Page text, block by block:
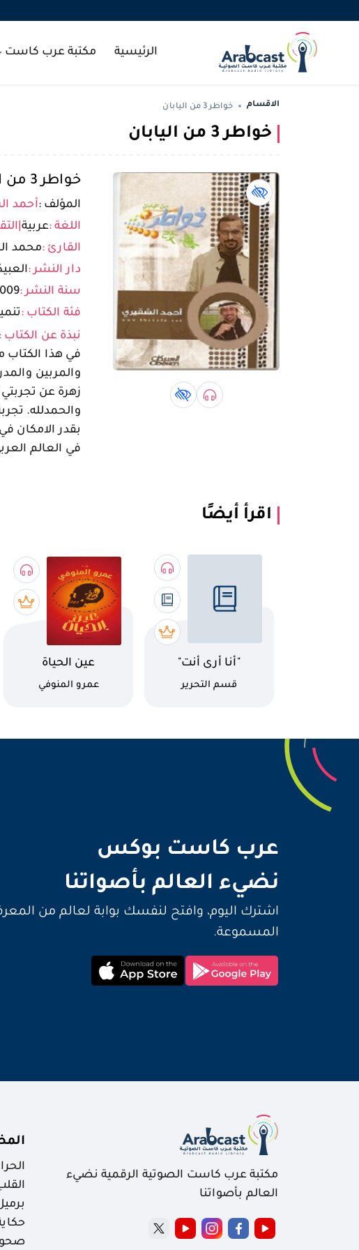
الرئيسية مكتبة عرب كاست
الاقسام خواطر 3 من اليابان
خواطر 3 من اليابان
كتاب لذوي الهمم book
صوتي bookكتاب لذوي الهمم book
خواطر 3 من اليابان
المؤلف :أحمد
اللغة :عربية
القارئ :محمد
دار النشر :
سنة النشر :
فئة الكتاب :
نبذة عن الكتاب :
في هذا الكتاب
والمربين
زهرة عن
والحمدلله.
بقدر الامكان
في العالم
اقرأ أيضًا
اسم الكتاب
"أنا أرى أنت"
كاتب
قسم التحرير
اسم الكتاب
عين الحياة
كاتب
عمرو المنوفي
عرب كاست بوكس
نضيء العالم بأصواتنا
اشترك اليوم، وافتح لنفسك بوابة لعالم من
المسموعة.
مكتبة عرب كاست الصوتية الرقمية نضيء
العالم بأصواتنا